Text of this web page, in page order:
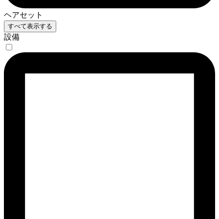
ヘアセット
すべて表示する
設備